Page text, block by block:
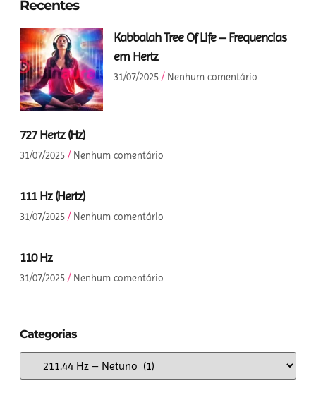
Recentes
Kabbalah Tree Of Life – Frequencias
em Hertz
31/07/2025 Nenhum comentário
727 Hertz (Hz)
31/07/2025 Nenhum comentário
111 Hz (Hertz)
31/07/2025 Nenhum comentário
110 Hz
31/07/2025 Nenhum comentário
Categorias